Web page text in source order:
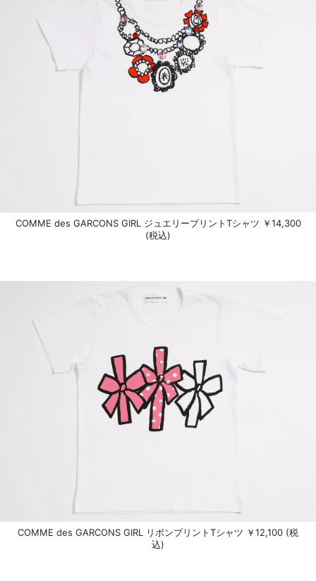
COMME des GARCONS GIRL ジュエリープリントTシャツ ￥14,300
(税込)
COMME des GARCONS GIRL リボンプリントTシャツ ￥12,100 (税
込)